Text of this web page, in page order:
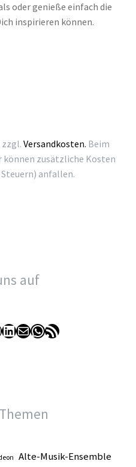
oder genieße einfach die
inspirieren können.
zzgl. Versandkosten. Beim
können zusätzliche Kosten
anfallen.
auf
LinkedIn
E-MailWhatsApp
RSS-Feed
Alte-Musik-Ensemble